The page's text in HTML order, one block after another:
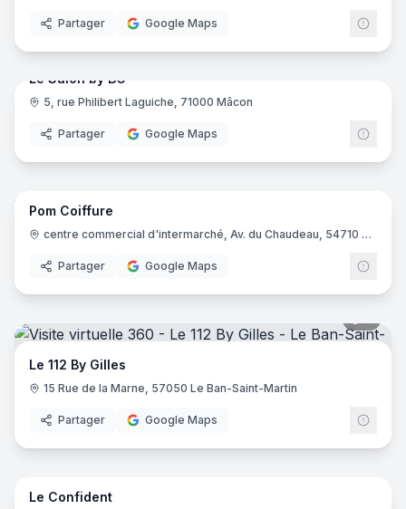
Partager Google Maps
16
Le Salon by BC
5, rue Philibert Laguiche, 71000 Mâcon
Partager Google Maps
8
Pom Coiffure
centre commercial d'intermarché, Av. du Chaudeau, 54710 Ludres
Partager Google Maps
Le 112 By Gilles
15 Rue de la Marne, 57050 Le Ban-Saint-Martin
Partager Google Maps
6
Le Confident